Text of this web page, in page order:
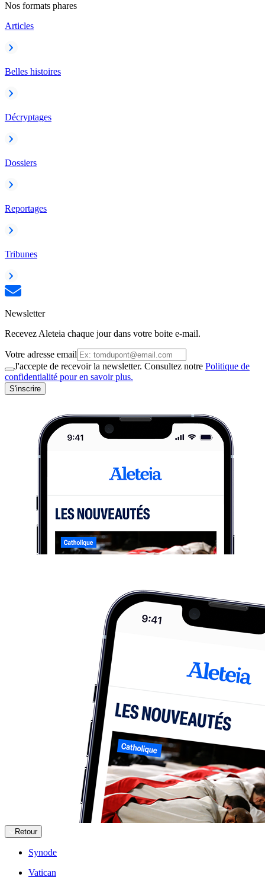
Nos formats phares
Articles
Belles histoires
Décryptages
Dossiers
Reportages
Tribunes
Newsletter
Recevez Aleteia chaque jour dans votre boite e-mail.
Votre adresse email
J'accepte de recevoir la newsletter. Consultez notre Politique de
confidentialité pour en savoir plus.
S'inscrire
Retour
Synode
Vatican